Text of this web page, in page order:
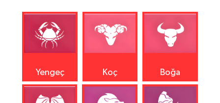
Yengeç Koç Boğa